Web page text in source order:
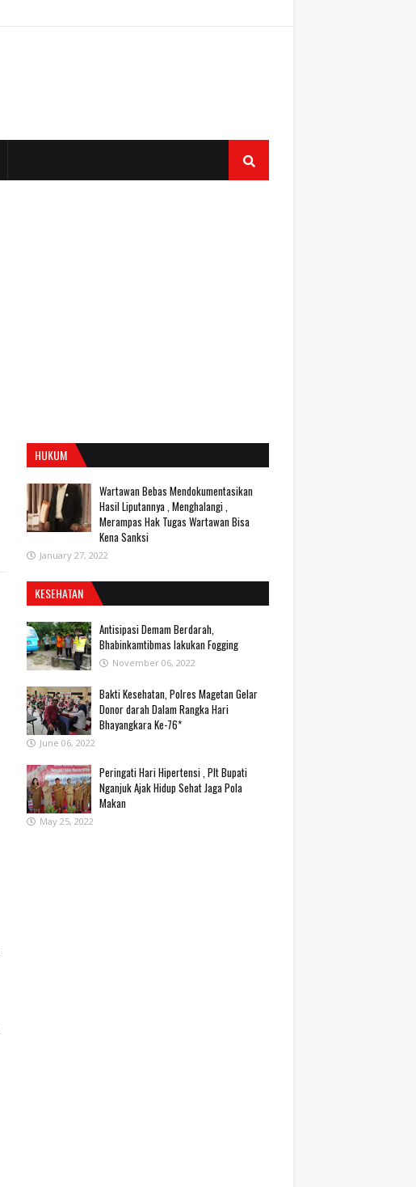
HUKUM
Wartawan Bebas Mendokumentasikan
Hasil Liputannya , Menghalangi ,
Merampas Hak Tugas Wartawan Bisa
Kena Sanksi
January 27, 2022
KESEHATAN
Antisipasi Demam Berdarah,
Bhabinkamtibmas lakukan Fogging
November 06, 2022
Bakti Kesehatan, Polres Magetan Gelar
Donor darah Dalam Rangka Hari
Bhayangkara Ke-76*
June 06, 2022
Peringati Hari Hipertensi , Plt Bupati
Nganjuk Ajak Hidup Sehat Jaga Pola
Makan
May 25, 2022